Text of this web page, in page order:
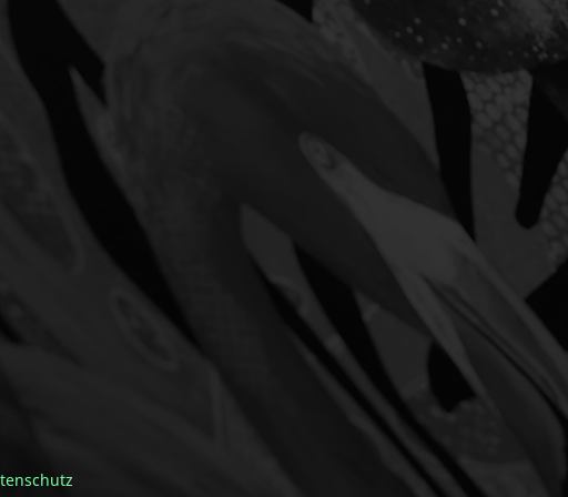
Tja, nachts sind alle Katzen grau.
long, the call of the dental cleaning
scale-mosaic with a cig in its gob
treatment, the holy trinity of
no drinking, no eating, no
next offering immediately. Secretly,
until smoke signals drifted straight
practice window. Caught. The
switches to camouflage mode.